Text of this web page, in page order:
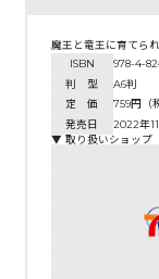
魔王と竜王に育てら
ISBN
978-4-
判 型
A6判
定 価
759円（
発売日
2022年
▼ 取り扱いショップ